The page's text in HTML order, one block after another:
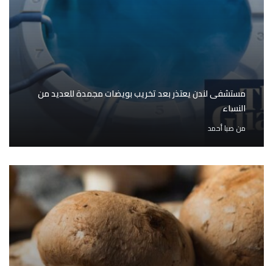
مستشفى لندن يعتذر بعد تخريب بويضات مجمدة للعديد من
النساء
من صبا أحمد